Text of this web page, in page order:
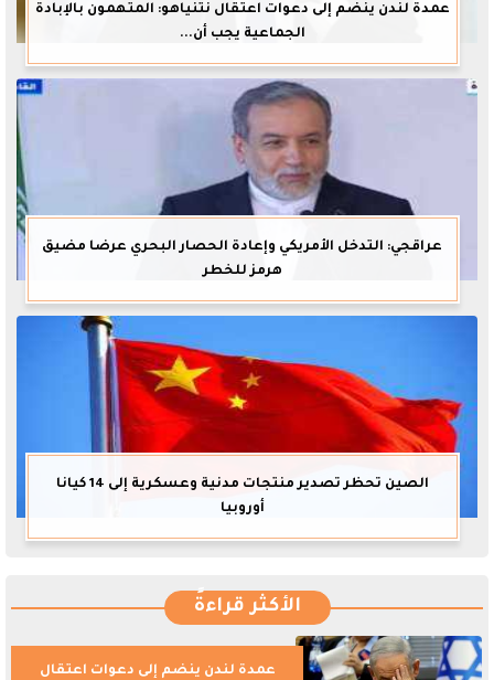
عمدة لندن ينضم إلى دعوات اعتقال نتنياهو: المتهمون بالإبادة
الجماعية يجب أن...
عراقجي: التدخل الأمريكي وإعادة الحصار البحري عرضا مضيق
هرمز للخطر
الصين تحظر تصدير منتجات مدنية وعسكرية إلى 14 كيانا
أوروبيا
الأكثر قراءةً
عمدة لندن ينضم إلى دعوات اعتقال